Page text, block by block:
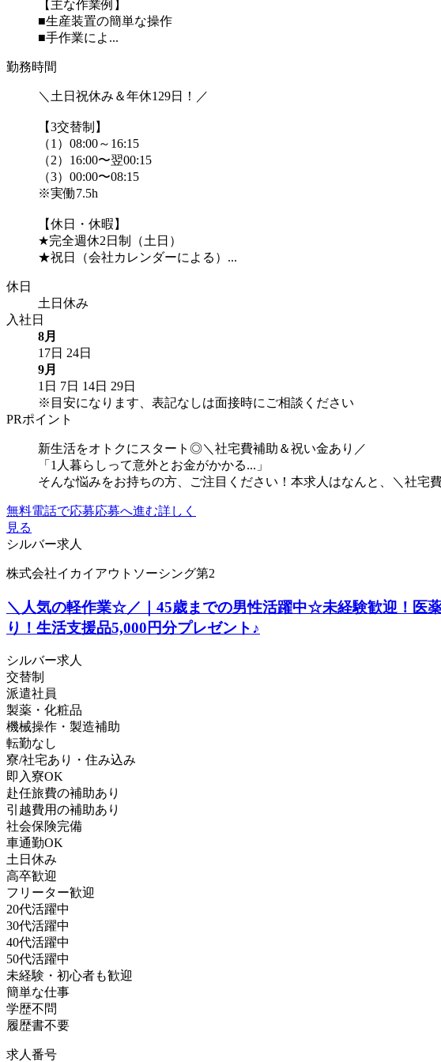
【主な作業例】
■生産装置の簡単な操作
■手作業によ...
勤務時間
＼土日祝休み＆年休129日！／
【3交替制】
（1）08:00～16:15
（2）16:00〜翌00:15
（3）00:00〜08:15
※実働7.5h
【休日・休暇】
★完全週休2日制（土日）
★祝日（会社カレンダーによる）...
休日
土日休み
入社日
8月
17日 24日
9月
1日 7日 14日 29日
※目安になります、表記なしは面接時にご相談ください
PRポイント
新生活をオトクにスタート◎＼社宅費補助＆祝い金あり／
「1人暮らしって意外とお金がかかる...」
そんな悩みをお持ちの方、ご注目ください！本求人はなんと、＼社宅
無料電話で応募応募へ進む詳しく
見る
シルバー求人
株式会社イカイアウトソーシング第2
＼人気の軽作業☆／｜45歳までの男性活躍中☆未経験歓迎！医
り！生活支援品5,000円分プレゼント♪
シルバー求人
交替制
派遣社員
製薬・化粧品
機械操作・製造補助
転勤なし
寮/社宅あり・住み込み
即入寮OK
赴任旅費の補助あり
引越費用の補助あり
社会保険完備
車通勤OK
土日休み
高卒歓迎
フリーター歓迎
20代活躍中
30代活躍中
40代活躍中
50代活躍中
未経験・初心者も歓迎
簡単な仕事
学歴不問
履歴書不要
求人番号